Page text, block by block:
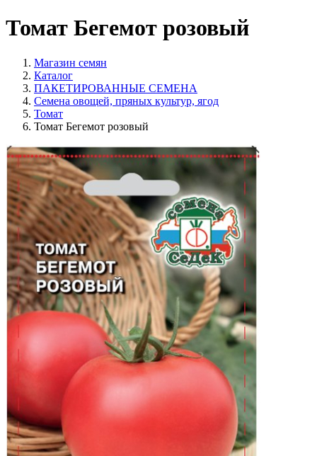
Томат Бегемот розовый
Магазин семян
Каталог
ПАКЕТИРОВАННЫЕ СЕМЕНА
Семена овощей, пряных культур, ягод
Томат
Томат Бегемот розовый